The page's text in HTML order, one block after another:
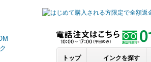
トップ インクを探す